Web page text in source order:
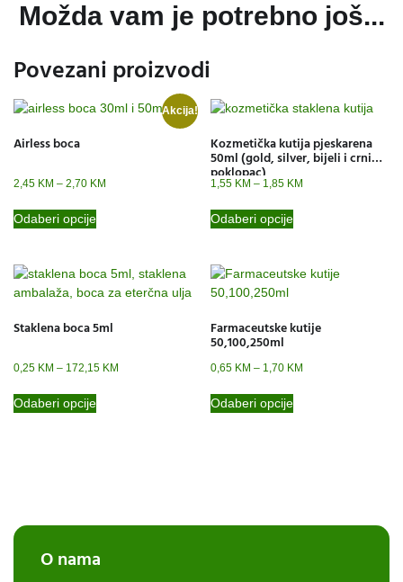
Možda vam je potrebno još...
Povezani proizvodi
Akcija!
Airless boca
2,45 KM – 2,70 KM
Odaberi opcije
Kozmetička kutija pjeskarena
50ml (gold, silver, bijeli i crni
poklopac)
1,55 KM – 1,85 KM
Odaberi opcije
Staklena boca 5ml
0,25 KM – 172,15 KM
Odaberi opcije
Farmaceutske kutije
50,100,250ml
0,65 KM – 1,70 KM
Odaberi opcije
O nama